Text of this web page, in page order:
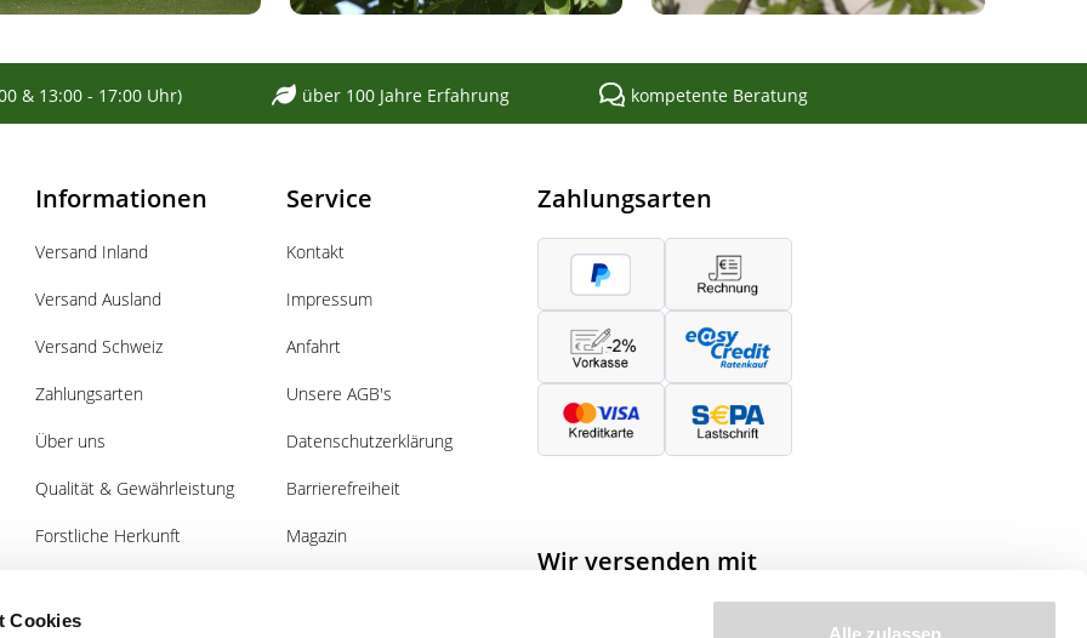
Cookies
Alle zulassen
& 13:00 - 17:00 Uhr) über 100 Jahre Erfahrung kompetente Beratung
Informationen
Versand Inland
Versand Ausland
Versand Schweiz
Zahlungsarten
Über uns
Qualität & Gewährleistung
Forstliche Herkunft
Forst
Service
Kontakt
Impressum
Anfahrt
Unsere AGB's
Datenschutzerklärung
Barrierefreiheit
Magazin
Zahlungsarten
Wir versenden mit